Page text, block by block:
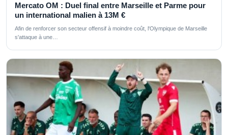
Mercato OM : Duel final entre Marseille et Parme pour
un international malien à 13M €
Afin de renforcer son secteur offensif à moindre coût, l'Olympique de Marseille
s'attaque à une…